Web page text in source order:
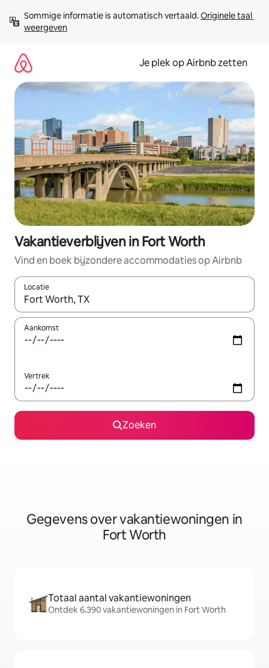
direct
naar
Sommige informatie is automatisch vertaald. Originele taal
weergeven
Je plek op Airbnb zetten
Vakantieverblijven in Fort Worth
Vind en boek bijzondere accommodaties op Airbnb
Locatie
Wanneer er resultaten beschikbaar zijn, maak je een keuze
Aankomst
Vertrek
Zoeken
Gegevens over vakantiewoningen in
Fort Worth
Totaal aantal vakantiewoningen
Ontdek 6.390 vakantiewoningen in Fort Worth